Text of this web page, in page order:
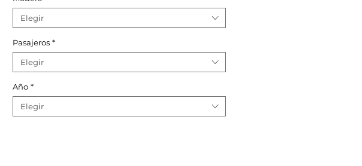
Elegir
Pasajeros *
Elegir
Año *
Elegir